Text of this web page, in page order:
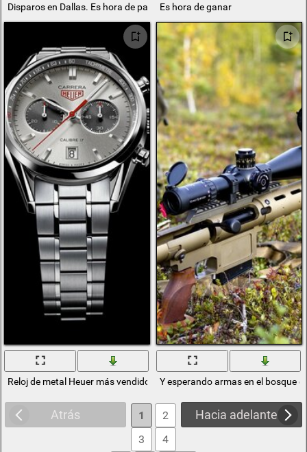
Disparos en Dallas. Es hora de pagar por todo
Es hora de ganar
Reloj de metal Heuer más vendido en la Última horaY esperando armas en el bosque
Atrás Hacia adelante
1
2
3
4